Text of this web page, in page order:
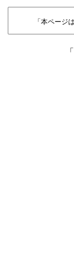
「本ページ